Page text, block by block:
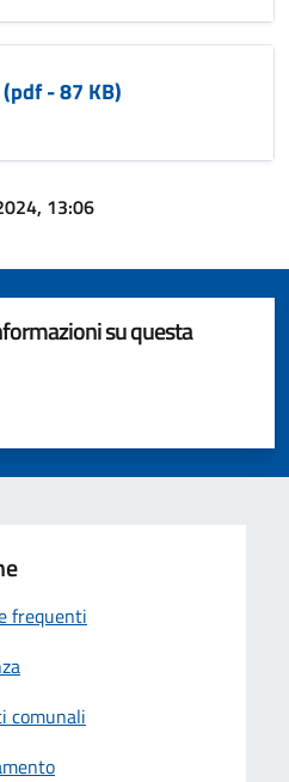
- 87 KB)
13:06
su questa
su 5
5
frequenti
comunali